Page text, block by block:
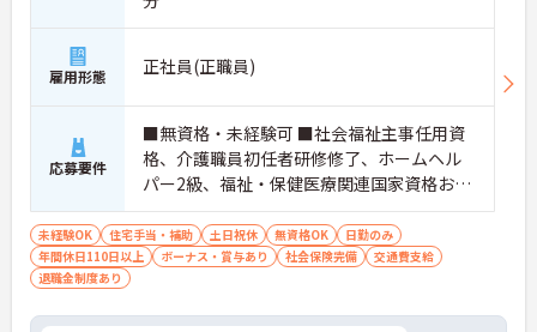
雇用形態 正社員(正職員)
応募要件
■無資格・未経験可 ■社会福祉主事任用資
格、介護職員初任者研修修了、ホームヘル
パー2級、福祉・保健医療関連国家資格お持
ちの方歓迎 ■福祉施設での就業経験ある方
歓迎
未経験OK 住宅手当・補助 土日祝休 無資格OK
日勤のみ
年間休日110日以上
ボーナス・賞与あり 社会保険完備
交通費支給
退職金制度あり